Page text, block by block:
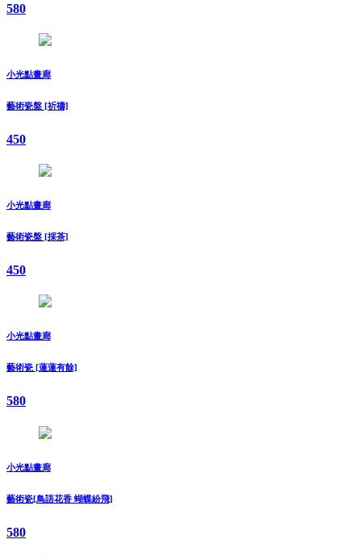
580
小光點畫廊
藝術瓷盤 [祈禱]
450
小光點畫廊
藝術瓷盤 [採茶]
450
小光點畫廊
藝術瓷 [蓮蓮有餘]
580
小光點畫廊
藝術瓷[鳥語花香 蝴蝶紛飛]
580